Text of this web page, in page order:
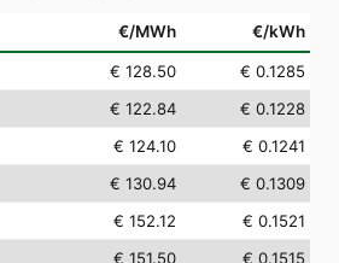
€/MWh €/kWh
€ 128.50
€ 0.1285
€ 122.84
€ 0.1228
€ 124.10
€ 0.1241
€ 130.94
€ 0.1309
€ 152.12
€ 0.1521
€ 151.50
€ 0.1515